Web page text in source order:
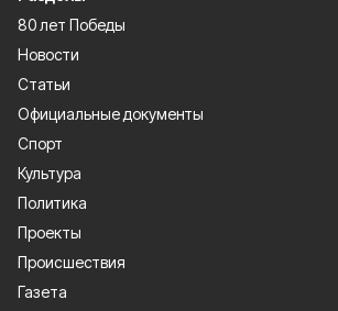
80 лет Победы
Новости
Статьи
Официальные документы
Спорт
Культура
Политика
Проекты
Происшествия
Газета